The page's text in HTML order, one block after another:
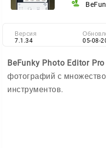
Версия
7.1.34
05-08-
BeFunky Photo Editor Pro
фотографий с
инструментов.